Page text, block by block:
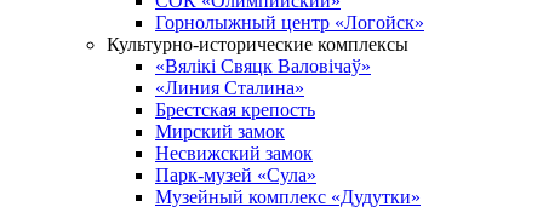
Горнолыжный центр «Логойск»
Культурно-исторические комплексы
«Вялікі Свяцк Валовічаў»
«Линия Сталина»
Брестская крепость
Мирский замок
Несвижский замок
Парк-музей «Сула»
Музейный комплекс «Дудутки»